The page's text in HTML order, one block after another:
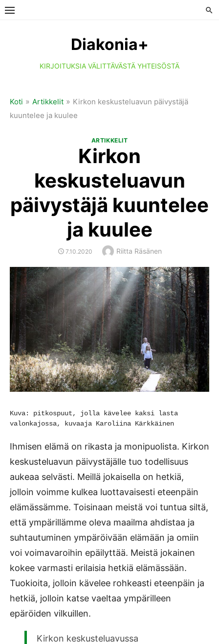
Skip
Diakonia+
KIRJOITUKSIA VÄLITTÄVÄSTÄ YHTEISÖSTÄ
Koti » Artikkelit » Kirkon keskusteluavun päivystäjä
kuuntelee ja kuulee
ARTIKKELIT
Kirkon
keskusteluavun
päivystäjä kuuntelee
ja kuulee
POSTED
7.10.2020 Author
Riitta Räsänen
Kuva: pitkospuut, jolla kävelee kaksi lasta
valonkajossa, kuvaaja Karoliina Kärkkäinen
Ihmisen elämä on rikasta ja monipuolista. Kirkon
keskusteluavun päivystäjälle tuo todellisuus
aukeaa selvästi. Meillä jokaisella on hetkiä,
jolloin voimme kulkea luottavaisesti eteenpäin
elämässämme. Toisinaan meistä voi tuntua siltä,
että ympärillämme oleva maailma ahdistaa ja
suhtautuminen ympäröivään elämään ja omiin
voi voimavaroihin epäilyttää. Meistä jokainen
kokee varmasti erilaisia hetkiä elämässään.
Tuokioita, jolloin kävelee rohkeasti eteenpäin ja
hetkiä, jolloin katse vaeltaa ympärilleen
epäröiden vilkuillen.
Kirkon keskusteluavussa